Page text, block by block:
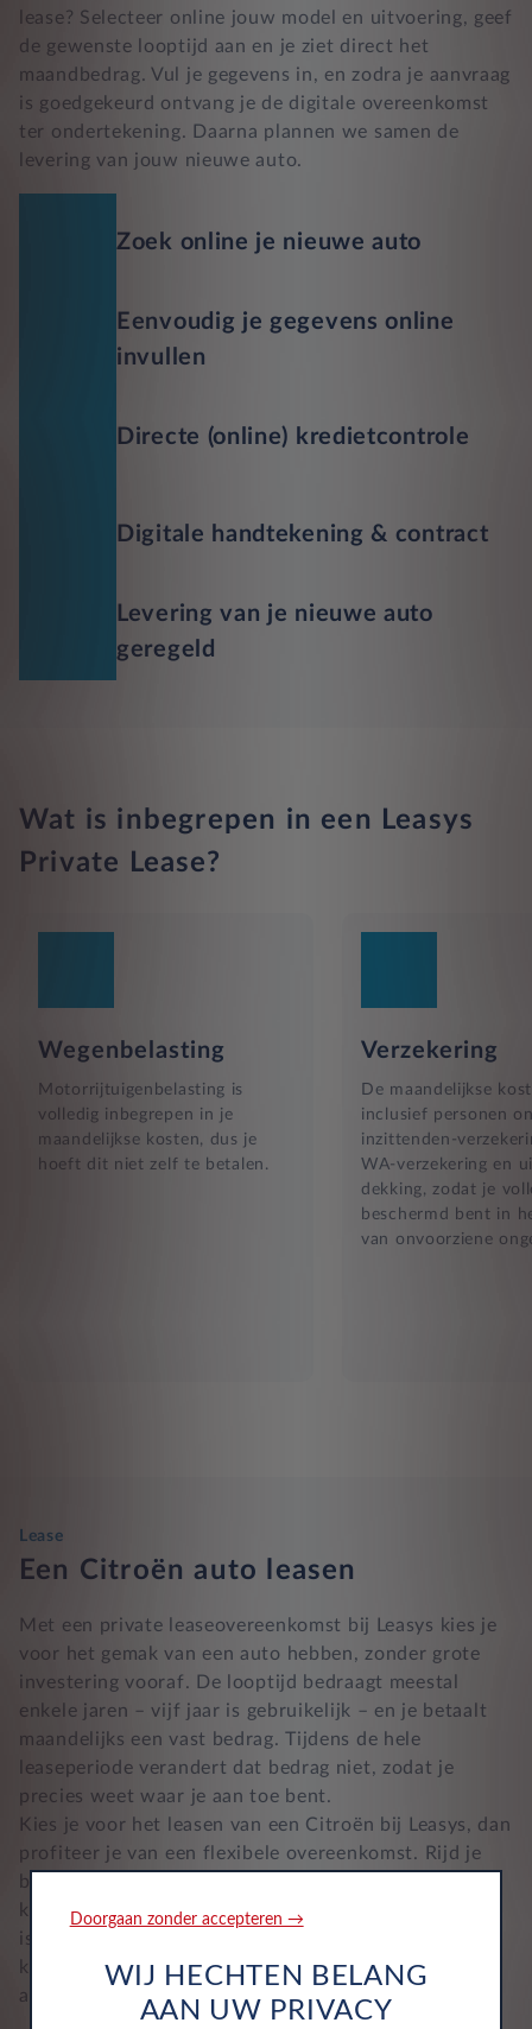
lease? Selecteer online jouw model en uitvoering, geef
de gewenste looptijd aan en je ziet direct het
maandbedrag. Vul je gegevens in, en zodra je aanvraag
is goedgekeurd ontvang je de digitale overeenkomst
ter ondertekening. Daarna plannen we samen de
levering van jouw nieuwe auto.
Zoek online je nieuwe auto
Eenvoudig je gegevens online
invullen
Directe (online) kredietcontrole
Digitale handtekening & contract
Levering van je nieuwe auto
geregeld
Wat is inbegrepen in een Leasys
Private Lease?
Wegenbelasting
Motorrijtuigenbelasting is
volledig inbegrepen in je
maandelijkse kosten, dus je
hoeft dit niet zelf te betalen.
Verzekering
De maandelijkse
inclusief personen
inzittenden-
WA-verzekering en
dekking, zodat je
beschermd bent in
van onvoorziene
Lease
Een Citroën auto leasen
Met een private leaseovereenkomst bij Leasys kies je
voor het gemak van een auto hebben, zonder grote
investering vooraf. De looptijd bedraagt meestal
enkele jaren – vijf jaar is gebruikelijk – en je betaalt
maandelijks een vast bedrag. Tijdens de hele
leaseperiode verandert dat bedrag niet, zodat je
precies weet waar je aan toe bent.
Kies je voor het leasen van een Citroën bij Leasys, dan
profiteer je van een flexibele overeenkomst. Rijd je
bijvoorbeeld minder kilometers dan verwacht? Dan
kan het contract worden aangepast. Ook de looptijd
is bespreekbaar. In het maandbedrag zijn alle vaste
kosten inbegrepen: onderhoud, wegenbelasting en
autoverzekering. Je rijdt dus zonder verrassingen.
Doorgaan zonder accepteren →
WIJ HECHTEN BELANG
AAN UW PRIVACY